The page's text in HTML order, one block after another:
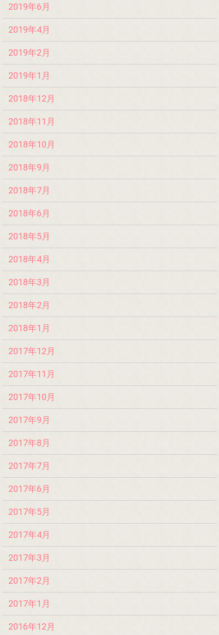
2019年6月
2019年4月
2019年2月
2019年1月
2018年12月
2018年11月
2018年10月
2018年9月
2018年7月
2018年6月
2018年5月
2018年4月
2018年3月
2018年2月
2018年1月
2017年12月
2017年11月
2017年10月
2017年9月
2017年8月
2017年7月
2017年6月
2017年5月
2017年4月
2017年3月
2017年2月
2017年1月
2016年12月